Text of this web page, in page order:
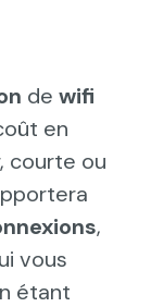
de wifi
en
courte ou
,
vous
étant